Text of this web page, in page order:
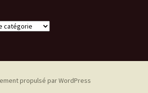
propulsé par WordPress